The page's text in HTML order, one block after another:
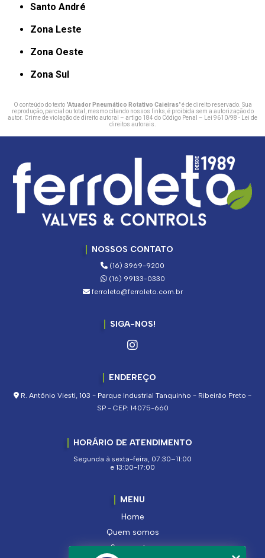
Santo André
Zona Leste
Zona Oeste
Zona Sul
O conteúdo do texto "Atuador Pneumático Rotativo Caieiras" é de direito reservado. Sua
reprodução, parcial ou total, mesmo citando nossos links, é proibida sem a autorização do
autor. Crime de violação de direito autoral – artigo 184 do Código Penal –
Lei 9610/98 - Lei de
direitos autorais
NOSSOS CONTATO
(16) 3969-9200
(16) 99133-0330
ferroleto@ferroleto.com.br
SIGA-NOS!
ENDEREÇO
R. Antônio Viesti, 103 - Parque Industrial Tanquinho - Ribeirão Preto -
SP - CEP: 14075-660
HORÁRIO DE ATENDIMENTO
Segunda à sexta-feira, 07:30–11:00
e 13:00-17:00
MENU
Home
Quem somos
Segmentos